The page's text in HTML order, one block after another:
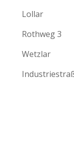
Lollar
Rothweg 3
Wetzlar